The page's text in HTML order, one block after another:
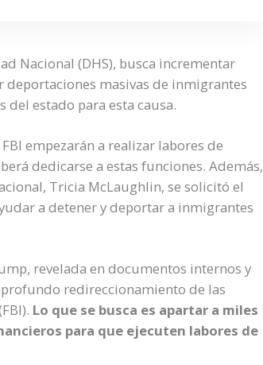
Nacional (DHS), busca incrementar
masivas de inmigrantes
estado para esta causa.
empezarán a realizar labores de
dedicarse a estas funciones. Además,
Tricia McLaughlin, se solicitó el
a detener y deportar a inmigrantes
revelada en documentos internos y
redireccionamiento de las
Lo que se busca es apartar a miles
para que ejecuten labores de